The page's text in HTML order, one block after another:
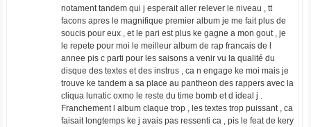
notament tandem qui j esperait aller relever le niveau , tt
facons apres le magnifique premier album je me fait plus de
soucis pour eux , et le pari est plus ke gagne a mon gout , je
le repete pour moi le meilleur album de rap francais de l
annee pis c parti pour les saisons a venir vu la qualité du
disque des textes et des instrus , ca n engage ke moi mais je
trouve ke tandem a sa place au pantheon des rappers avec la
cliqua lunatic oxmo le reste du time bomb et d ideal j .
Franchement l album claque trop , les textes trop puissant , ca
faisait longtemps ke j avais pas ressenti ca , pis le feat de kery